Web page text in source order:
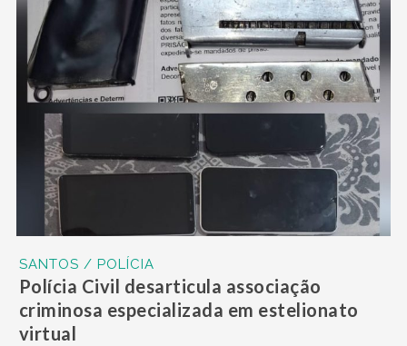
SANTOS / POLÍCIA
Polícia Civil desarticula associação
criminosa especializada em estelionato
virtual